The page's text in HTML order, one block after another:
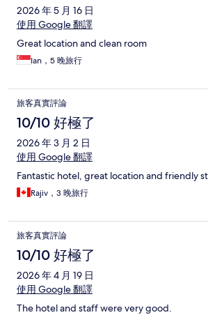
2026 年 5 月 16 日
使用 Google 翻譯
Great location and clean room
Ian，5 晚旅行
旅客真實評論
10/10 好極了
2026 年 3 月 2 日
使用 Google 翻譯
Fantastic hotel, great location and friendly
Rajiv，3 晚旅行
旅客真實評論
10/10 好極了
2026 年 4 月 19 日
使用 Google 翻譯
The hotel and staff were very good.